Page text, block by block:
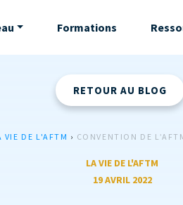
Formations
RETOUR AU BLOG
VIE DE L'AFTM › CONVENTION DE
LA VIE DE L'AFTM
19 AVRIL 2022